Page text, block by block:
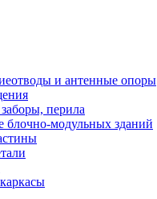
и антенные опоры
перила
блочно-модульных зданий